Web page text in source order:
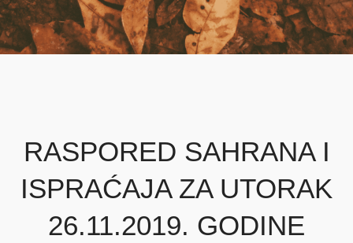
RASPORED SAHRANA I
ISPRAĆAJA ZA UTORAK
26.11.2019. GODINE